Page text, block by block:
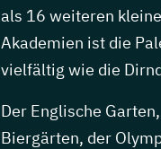
als 16 weiteren
Akademien ist die
vielfältig wie die
Der Englische
Biergärten, der